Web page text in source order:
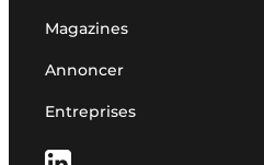
Magazines
Annoncer
Entreprises